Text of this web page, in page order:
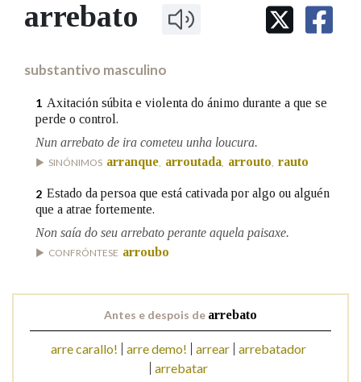
IDENTIDADE CORPORATIVA
MARCIAL DEL ADALID
FIGURAS HOMENAXEADAS
PRIMAVERA DAS LETRAS
Facebook
TwitterYoutubeInstagram
Bluesky
BUSCAR NOS LEMAS
Remata por
BUSCAR NO CONTIDO
arrebato
substantivo masculino
1 Axitación súbita e violenta do ánimo durante a que se
perde o control.
Nun arrebato de ira cometeu unha loucura.
SINÓNIMOS arranque arroutada arrouto rauto
2 Estado da persoa que está cativada por algo ou alguén
que a atrae fortemente.
Non saía do seu arrebato perante aquela paisaxe.
CONFRÓNTESE arroubo
Antes e despois de arrebato
arre carallo! arre demo! arrear arrebatador
arrebatar